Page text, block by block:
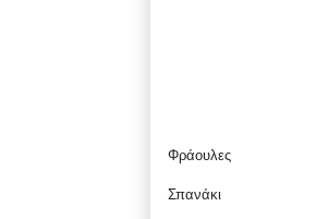
Φράουλες
Σπανάκι